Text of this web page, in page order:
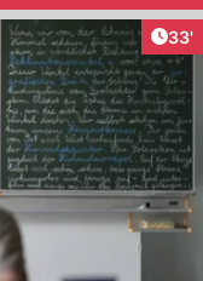
33'